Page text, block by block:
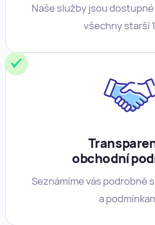
Naše služby jsou
všechny starší
obchodní
Seznámíme vás podrobně
a